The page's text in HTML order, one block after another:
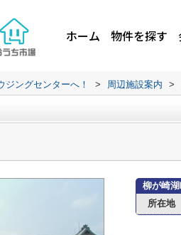
ホーム 物件を探す
ングセンターへ！ > 周辺施設案内 >
柳が崎
所在地